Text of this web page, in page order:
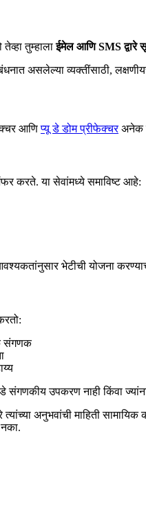
तुम्हालाईमेल आणि SMS द्वारे
असलेल्या व्यक्तींसाठी,
आणिप्यू डे डोम प्रीफेक्चरअनेक
करते. या सेवांमध्ये समाविष्ट आहे:
भेटीची योजना
संगणक
संगणकीय उपकरण नाही किंवा
त्यांच्या अनुभवांची माहिती